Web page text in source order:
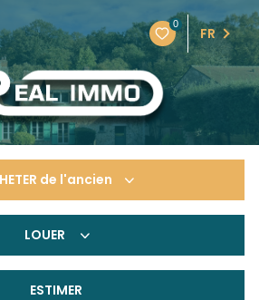
0
FR
de l'ancien
LOUER
ESTIMER